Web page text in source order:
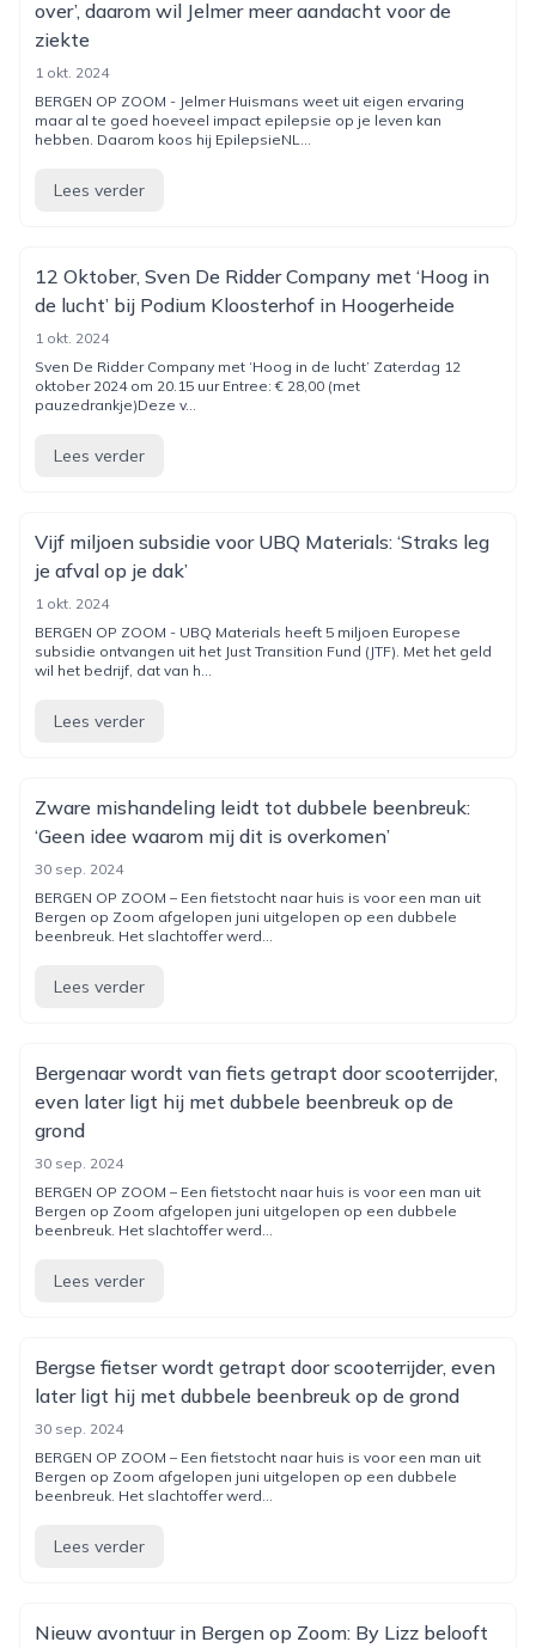
over’, daarom wil Jelmer meer aandacht voor de
ziekte
1 okt. 2024
BERGEN OP ZOOM - Jelmer Huismans weet uit eigen ervaring
maar al te goed hoeveel impact epilepsie op je leven kan
hebben. Daarom koos hij EpilepsieNL...
Lees verder
12 Oktober, Sven De Ridder Company met ‘Hoog in
de lucht’ bij Podium Kloosterhof in Hoogerheide
1 okt. 2024
Sven De Ridder Company met ‘Hoog in de lucht’ Zaterdag 12
oktober 2024 om 20.15 uur Entree: € 28,00 (met
pauzedrankje)Deze v...
Lees verder
Vijf miljoen subsidie voor UBQ Materials: ‘Straks leg
je afval op je dak’
1 okt. 2024
BERGEN OP ZOOM - UBQ Materials heeft 5 miljoen Europese
subsidie ontvangen uit het Just Transition Fund (JTF). Met het geld
wil het bedrijf, dat van h...
Lees verder
Zware mishandeling leidt tot dubbele beenbreuk:
‘Geen idee waarom mij dit is overkomen’
30 sep. 2024
BERGEN OP ZOOM – Een fietstocht naar huis is voor een man uit
Bergen op Zoom afgelopen juni uitgelopen op een dubbele
beenbreuk. Het slachtoffer werd...
Lees verder
Bergenaar wordt van fiets getrapt door scooterrijder,
even later ligt hij met dubbele beenbreuk op de
grond
30 sep. 2024
BERGEN OP ZOOM – Een fietstocht naar huis is voor een man uit
Bergen op Zoom afgelopen juni uitgelopen op een dubbele
beenbreuk. Het slachtoffer werd...
Lees verder
Bergse fietser wordt getrapt door scooterrijder, even
later ligt hij met dubbele beenbreuk op de grond
30 sep. 2024
BERGEN OP ZOOM – Een fietstocht naar huis is voor een man uit
Bergen op Zoom afgelopen juni uitgelopen op een dubbele
beenbreuk. Het slachtoffer werd...
Lees verder
Nieuw avontuur in Bergen op Zoom: By Lizz belooft